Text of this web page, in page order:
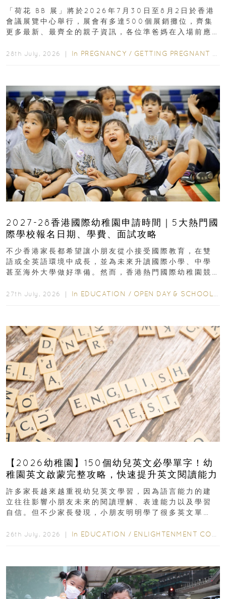
「荷花 BB 展」將於2026年7月30日至8月2日於香港
會議展覽中心舉行，展會有多達500個展銷攤位，齊集
更多最新、最齊全的親子資訊，各位準爸媽在入場前應
28th July, 2026 ｜ In PREGNANCY / GETTING PREGNANT
2027-28香港國際幼稚園申請時間｜5大熱門國
際學校報名日期、學費、面試攻略
不少香港家長都希望讓小朋友從小接受國際教育，在雙
語或全英語環境中成長，並為未來升讀國際小學、中學
甚至海外大學做好準備。然而，香港熱門國際幼稚園競
27th July, 2026 ｜ In EDUCATION / OPEN DAY & SCHOOL EVENTS
【2026幼稚園】150個幼兒英文必學單字！幼
稚園英文啟蒙完整攻略，快速提升英文閱讀能力
許多家長越來越重視幼兒英文學習，因為語言能力的建
立往往影響小朋友未來的閱讀理解、表達能力以及學習
自信。但不少家長發現，小朋友明明學了很多英文單
26th July, 2026 ｜ In EDUCATION / ENLIGHTENMENT CORNER